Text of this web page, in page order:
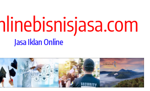
Jasa Iklan Online